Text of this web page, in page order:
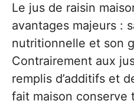
Le jus de raisin
avantages majeurs :
nutritionnelle et son
Contrairement aux
remplis d’additifs et
fait maison conserve